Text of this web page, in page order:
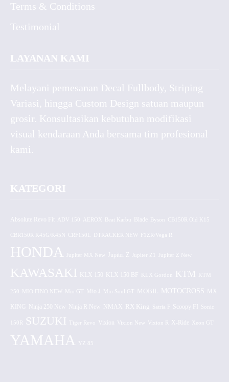
Terms & Conditions
Testimonial
LAYANAN KAMI
Melayani pemesanan Decal Fullbody, Striping
Variasi, hingga Custom Design satuan maupun
grosir. Konsultasikan kebutuhan modifikasi
visual kendaraan Anda bersama tim profesional
kami.
KATEGORI
Absolute Revo Fit ADV 150 AEROX CB150R Old K15
CBR150R K45G/K45N CRF150L DTRACKER NEW F1ZR/Vega R
HONDA Jupiter MX New Jupiter Z
KAWASAKI KLX 150 KLX 150 BF KLX Gordon KTM KTM
250 MIO FINO NEW Mio GT Mio J Mio Soul GT MOBIL MOTOCROSS MX
KING Ninja 250 New Ninja R New NMAX RX King Satria F Scoopy FI Sonic
150R SUZUKI Tiger Revo Vixion Vixion New Vixion R X-Ride Xeon GT
YAMAHA YZ 85